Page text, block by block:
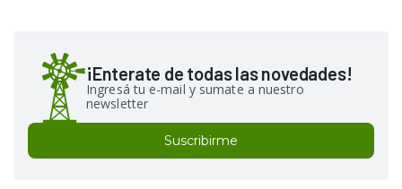
¡Enterate de todas las novedades!
Ingresá tu e-mail y sumate a nuestro
newsletter
Suscribirme